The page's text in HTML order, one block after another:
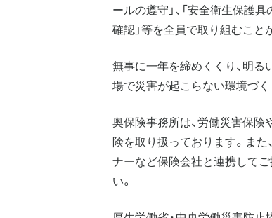
ールの遵守」、「安全衛生保護
確認」等を全員で取り組むこと
無事に一年を締めくくり、明
場で災害が起こらない環境づ
奥保険事務所は、労働災害保
険を取り扱っております。ま
ナーなど保険会社と連携して
い。